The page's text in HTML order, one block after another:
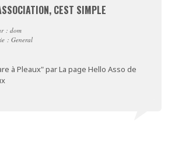
CEST SIMPLE
: dom
: General
à Pleaux" par La page Hello Asso de